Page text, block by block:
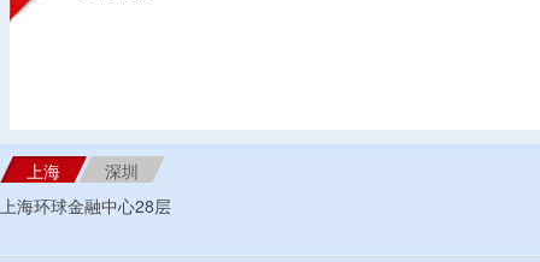
上海
深圳
上海环球金融中心28层